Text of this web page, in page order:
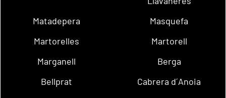
Matadepera
Masquefa
Martorelles
Martorell
Marganell
Berga
Bellprat
Cabrera d´Anoia